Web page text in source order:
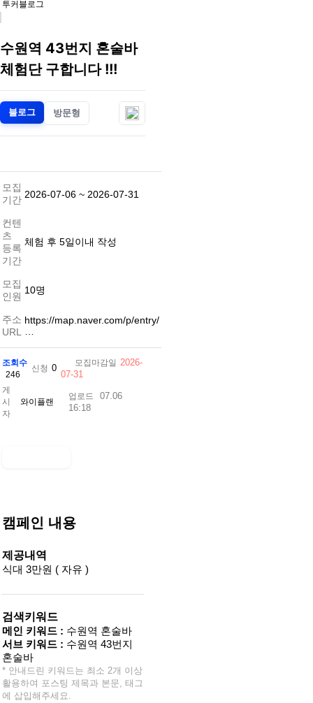
투커블로그
수원역 43번지 혼술바
체험단 구합니다 !!!
블로그 방문형
모집
기간 2026-07-06 ~ 2026-07-31
컨텐
츠
등록
기간
체험 후 5일이내 작성
모집
인원
10명
주소
URL
https://map.naver.com/p/entry/
조회수
246
신청 0 모집마감일 2026-
07-31
게
시
자
와이플랜
업로드
07.06
16:18
캠페인 내용
제공내역
식대 3만원 ( 자유 )
검색키워드
메인 키워드 : 수원역 혼술바
서브 키워드 : 수원역 43번지
혼술바
* 안내드린 키워드는 최소 2개 이상
활용하여 포스팅 제목과 본문, 태그
에 삽입해주세요.